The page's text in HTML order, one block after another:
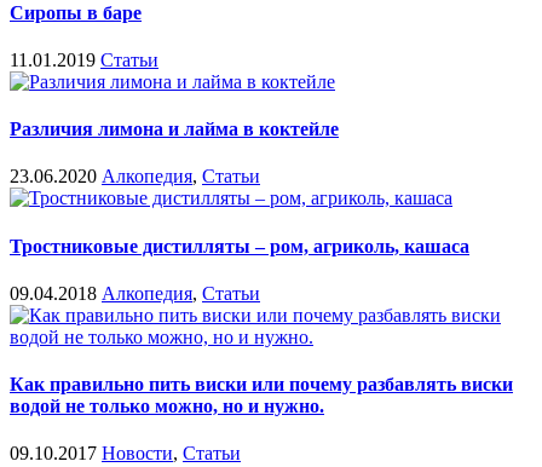
Сиропы в баре
11.01.2019 Статьи
Различия лимона и лайма в коктейле
23.06.2020 Алкопедия, Статьи
Тростниковые дистилляты – ром, агриколь, кашаса
09.04.2018 Алкопедия, Статьи
Как правильно пить виски или почему разбавлять виски
водой не только можно, но и нужно.
09.10.2017 Новости, Статьи